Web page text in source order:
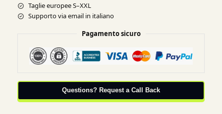
Taglie europee S–XXL
Supporto via email in italiano
Pagamento sicuro
Questions? Request a Call Back